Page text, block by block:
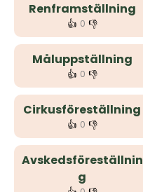
Renframställning
👍 0 👎
Måluppställning
👍 0 👎
Cirkusföreställning
👍 0 👎
Avskedsföreställnin
g